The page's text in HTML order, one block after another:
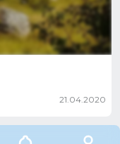
21.04.2020